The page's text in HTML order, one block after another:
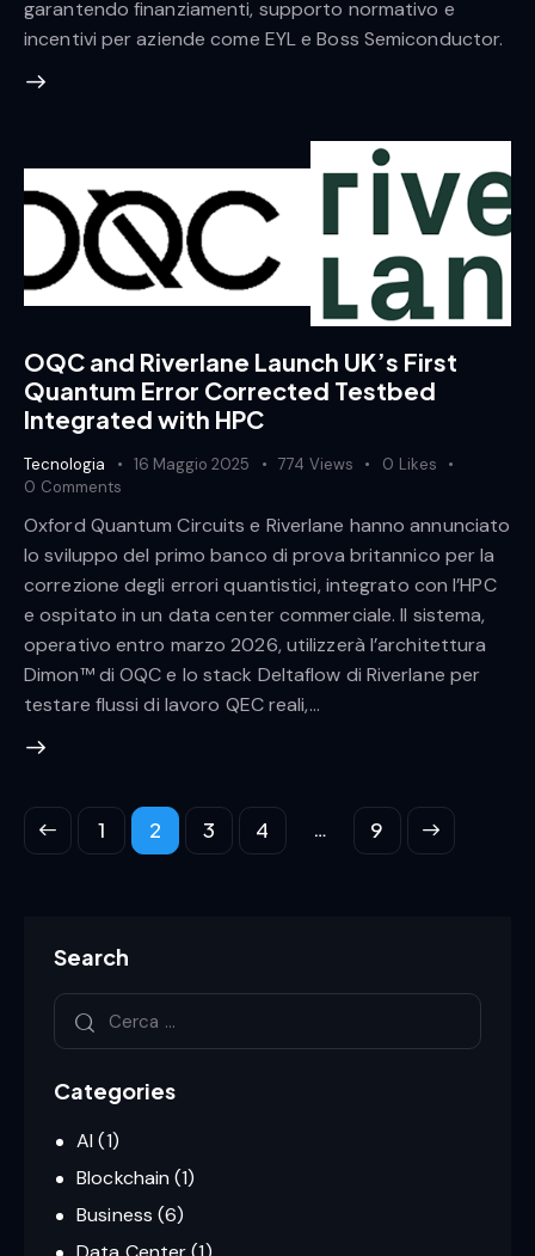
garantendo finanziamenti, supporto normativo e
incentivi per aziende come EYL e Boss Semiconductor.
OQC and Riverlane Launch UK’s First
Quantum Error Corrected Testbed
Integrated with HPC
Tecnologia 16 Maggio 2025 774 Views 0 Likes
0 Comments
Oxford Quantum Circuits e Riverlane hanno annunciato
lo sviluppo del primo banco di prova britannico per la
correzione degli errori quantistici, integrato con l’HPC
e ospitato in un data center commerciale. Il sistema,
operativo entro marzo 2026, utilizzerà l’architettura
Dimon™ di OQC e lo stack Deltaflow di Riverlane per
testare flussi di lavoro QEC reali,…
Paginazione degli articoli
Page
1 Page
2 Page
3 Page
4 … Page
9
>
Search
Ricerca per:
Categories
AI (1)
Blockchain (1)
Business (6)